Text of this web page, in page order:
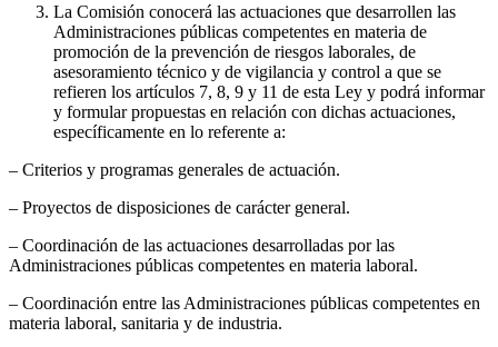
La Comisión conocerá las actuaciones que desarrollen las
Administraciones públicas competentes en materia de
promoción de la prevención de riesgos laborales, de
asesoramiento técnico y de vigilancia y control a que se
refieren los artículos 7, 8, 9 y 11 de esta Ley y podrá informar
y formular propuestas en relación con dichas actuaciones,
específicamente en lo referente a:
– Criterios y programas generales de actuación.
– Proyectos de disposiciones de carácter general.
– Coordinación de las actuaciones desarrolladas por las
Administraciones públicas competentes en materia laboral.
– Coordinación entre las Administraciones públicas competentes en
materia laboral, sanitaria y de industria.